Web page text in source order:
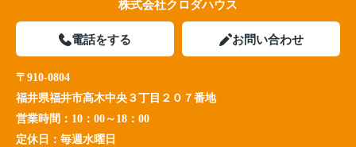
株式会社クロダハウス
電話をする お問い合わせ
〒910-0804
福井県福井市高木中央３丁目２０７番地
営業時間： 10：00～18：00
定休日： 毎週水曜日